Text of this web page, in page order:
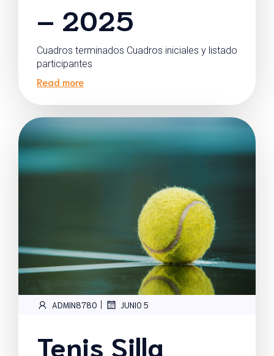
– 2025
Cuadros terminados Cuadros iniciales y listado
participantes
Read more
ADMIN8780 | JUNIO 5
Tenis Silla